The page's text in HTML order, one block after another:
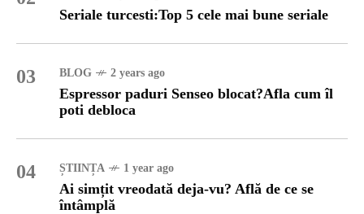
Seriale turcesti:Top 5 cele mai bune seriale
03 BLOG 2 years ago
Espressor paduri Senseo blocat?Afla cum îl
poti debloca
04 ȘTIINȚA 1 year ago
Ai simțit vreodată deja-vu? Află de ce se
întâmplă